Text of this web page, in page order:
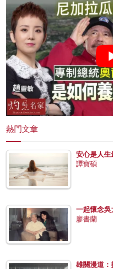
熱門文章
安心是人生
譚寶碩
一起懷念吳
廖書蘭
雄關漫道：